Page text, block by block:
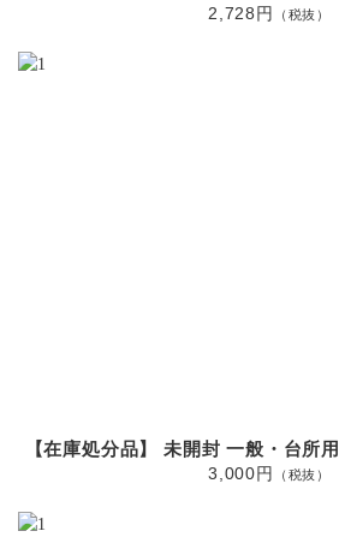
2,728円
（税抜）
【在庫処分品】 未開封 一般・台所
3,000円
（税抜）